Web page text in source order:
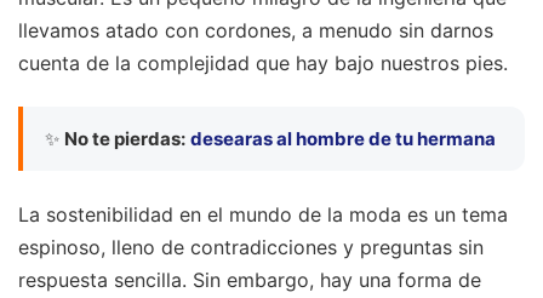
llevamos atado con cordones, a menudo sin darnos
cuenta de la complejidad que hay bajo nuestros pies.
✨ No te pierdas: desearas al hombre de tu hermana
La sostenibilidad en el mundo de la moda es un tema
espinoso, lleno de contradicciones y preguntas sin
respuesta sencilla. Sin embargo, hay una forma de